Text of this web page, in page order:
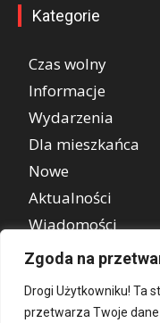
Zgoda na
Drogi Użytkowniku! Ta
przetwarza Twoje
Kategorie
Czas wolny
Informacje
Wydarzenia
Dla mieszkańca
Nowe
Aktualności
Wiadomości
REKLAMA